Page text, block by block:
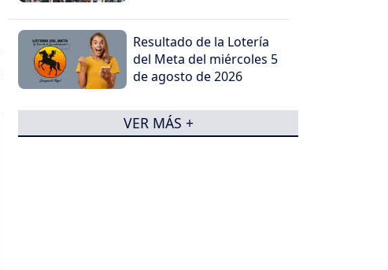
Resultado de la Lotería
del Meta del miércoles 5
de agosto de 2026
VER MÁS +